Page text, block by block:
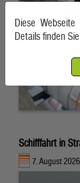
Schifffahrt in
7. August
Diese
Details finden